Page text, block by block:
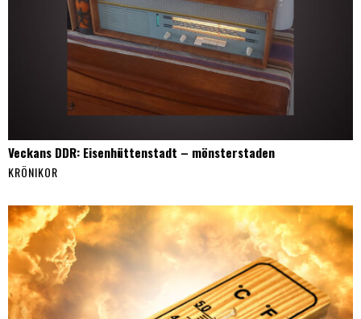
Veckans DDR: Eisenhüttenstadt – mönsterstaden
KRÖNIKOR